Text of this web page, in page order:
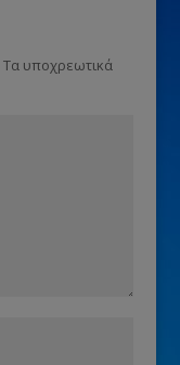
Τα υποχρεωτικά